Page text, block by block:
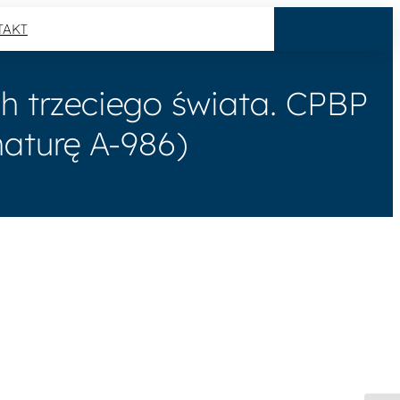
trzeciego świata. CPBP
A-986)